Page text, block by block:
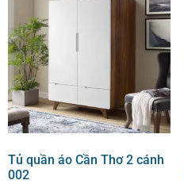
Tủ quần áo Cần Thơ 2 cánh
002